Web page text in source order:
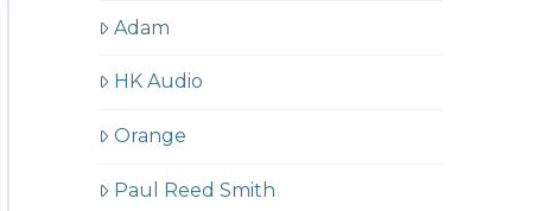
Adam
HK Audio
Orange
Paul Reed Smith